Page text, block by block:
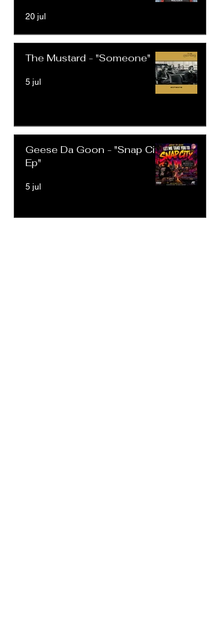
20 jul
The Mustard - "Someone"
5 jul
Geese Da Goon - "Snap City
Ep"
5 jul